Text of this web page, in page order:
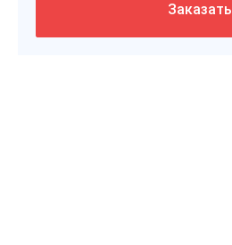
Заказать